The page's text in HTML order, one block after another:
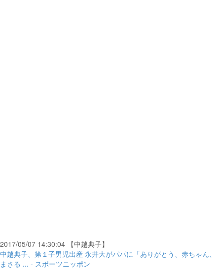
2017/05/07 14:30:04 【中越典子】
中越典子、第１子男児出産 永井大がパパに「ありがとう、赤ちゃん、
まさる ... - スポーツニッポン